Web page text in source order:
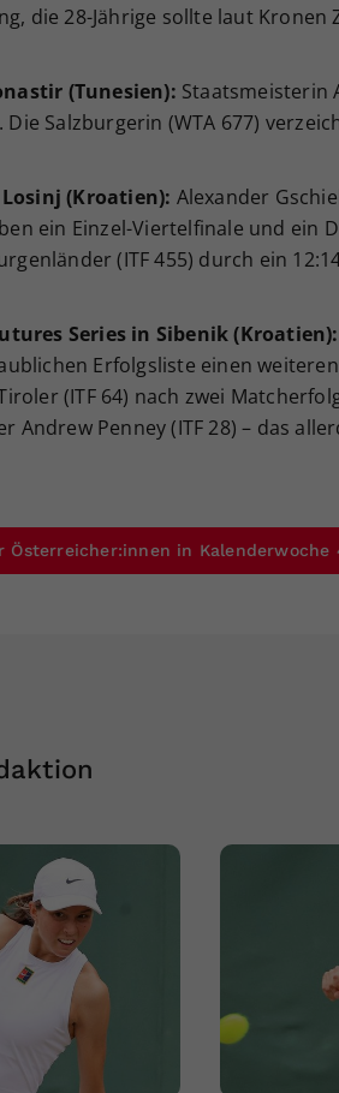
die 28-Jährige sollte laut Kronen
(Tunesien): Staatsmeisterin
Salzburgerin (WTA 677)
Losinj (Kroatien): Alexander
ein Einzel-Viertelfinale und ein
(ITF 455) durch ein
Series in Sibenik (Kroatien):
Erfolgsliste einen
(ITF 64) nach zwei
Andrew Penney (ITF 28) – das
Österreicher:innen in Kalenderwoche